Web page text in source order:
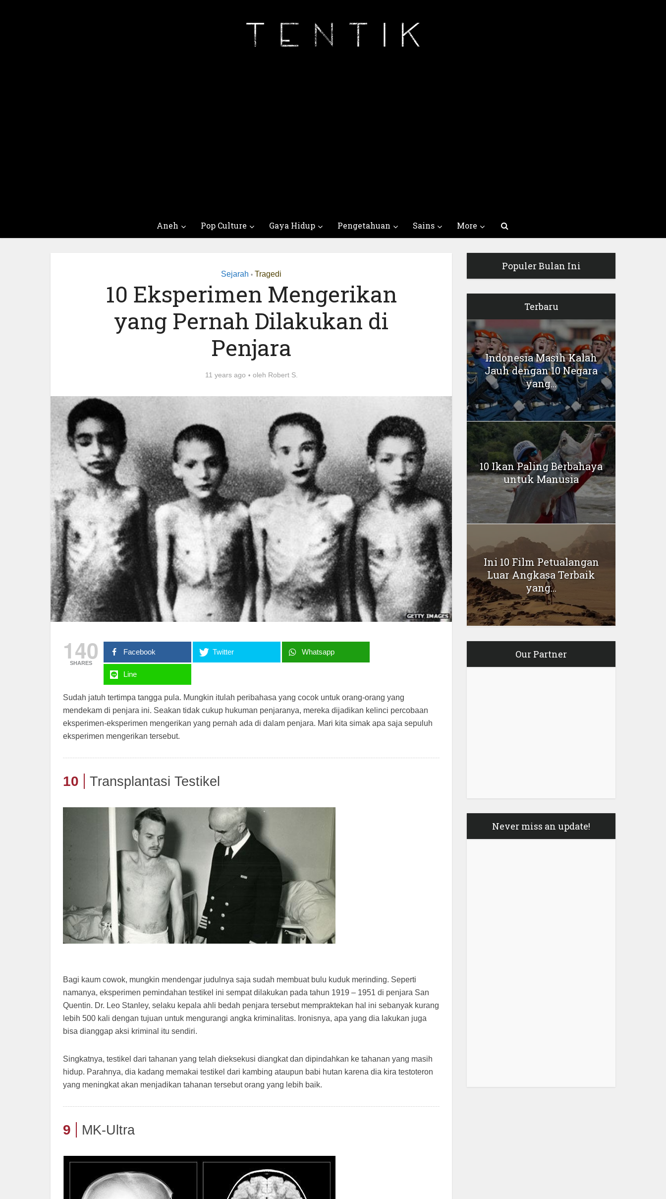
Aneh Pop Culture Gaya Hidup Pengetahuan Sains More
Sejarah • Tragedi
10 Eksperimen Mengerikan
yang Pernah Dilakukan di
Penjara
11 years ago oleh Robert S.
140
SHARES
Facebook Twitter Whatsapp
Line
Sudah jatuh tertimpa tangga pula. Mungkin itulah peribahasa yang cocok untuk orang-orang yang
mendekam di penjara ini. Seakan tidak cukup hukuman penjaranya, mereka dijadikan kelinci percobaan
eksperimen-eksperimen mengerikan yang pernah ada di dalam penjara. Mari kita simak apa saja sepuluh
eksperimen mengerikan tersebut.
10 Transplantasi Testikel
Bagi kaum cowok, mungkin mendengar judulnya saja sudah membuat bulu kuduk merinding. Seperti
namanya, eksperimen pemindahan testikel ini sempat dilakukan pada tahun 1919 – 1951 di penjara San
Quentin. Dr. Leo Stanley, selaku kepala ahli bedah penjara tersebut mempraktekan hal ini sebanyak kurang
lebih 500 kali dengan tujuan untuk mengurangi angka kriminalitas. Ironisnya, apa yang dia lakukan juga
bisa dianggap aksi kriminal itu sendiri.
Singkatnya, testikel dari tahanan yang telah dieksekusi diangkat dan dipindahkan ke tahanan yang masih
hidup. Parahnya, dia kadang memakai testikel dari kambing ataupun babi hutan karena dia kira testoteron
yang meningkat akan menjadikan tahanan tersebut orang yang lebih baik.
9 MK-Ultra
Populer Bulan Ini
Terbaru
Indonesia Masih Kalah
Jauh dengan 10 Negara
yang...
10 Ikan Paling Berbahaya
untuk Manusia
Ini 10 Film Petualangan
Luar Angkasa Terbaik
yang...
Our Partner
Never miss an update!